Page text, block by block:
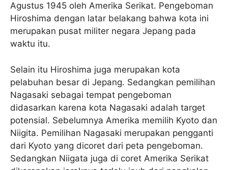
Agustus 1945 oleh Amerika Serikat. Pengeboman
Hiroshima dengan latar belakang bahwa kota ini
merupakan pusat militer negara Jepang pada
waktu itu.
Selain itu Hiroshima juga merupakan kota
pelabuhan besar di Jepang. Sedangkan pemilihan
Nagasaki sebagai tempat pengeboman
didasarkan karena kota Nagasaki adalah target
potensial. Sebelumnya Amerika memilih Kyoto dan
Niigita. Pemilihan Nagasaki merupakan pengganti
dari Kyoto yang dicoret dari peta pengeboman.
Sedangkan Niigata juga di coret Amerika Serikat